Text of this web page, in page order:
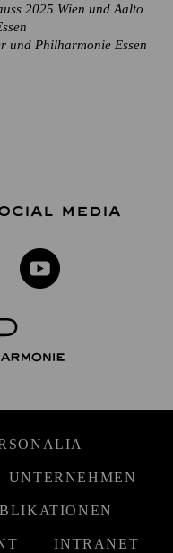
2025 Wien und Aalto
und Philharmonie Essen
MEDIA
UNTERNEHMEN
INTRANET